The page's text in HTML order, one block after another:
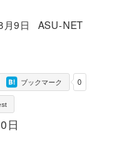
9日
著
ASU-NET
0
ブックマーク
日